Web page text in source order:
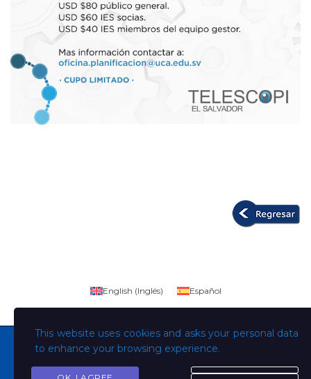
This website uses cookies and asks your personal data
to enhance your browsing experience.
English (Inglés) Español